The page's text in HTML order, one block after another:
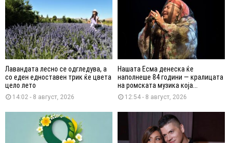
Лавандата лесно се одгледува, а
со еден едноставен трик ќе цвета
цело лето
14:02 - 8 август, 2026
Нашата Есма денеска ќе
наполнеше 84 години — кралицата
на ромската музика која...
12:54 - 8 август, 2026